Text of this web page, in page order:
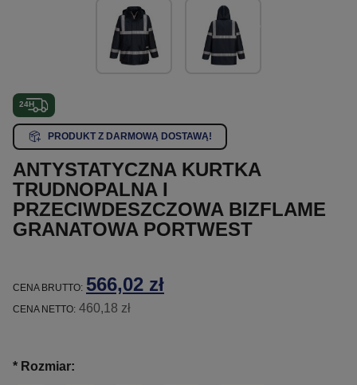
PRODUKT Z DARMOWĄ DOSTAWĄ!
ANTYSTATYCZNA KURTKA
TRUDNOPALNA I
PRZECIWDESZCZOWA BIZFLAME
GRANATOWA PORTWEST
CENA BRUTTO: 566,02 zł
CENA NETTO: 460,18 zł
* Rozmiar: